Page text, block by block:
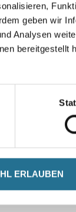
geben wir
Analysen
bereitgestellt
ERLAUBEN